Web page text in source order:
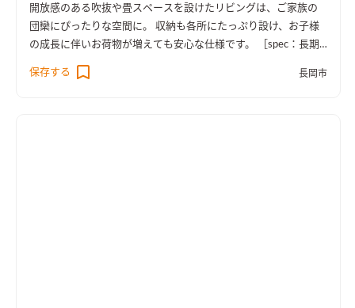
開放感のある吹抜や畳スペースを設けたリビングは、ご家族の
団欒にぴったりな空間に。 収納も各所にたっぷり設け、お子様
の成長に伴いお荷物が増えても安心な仕様です。 ［spec：長期
優良住宅、BELS評価書取得（★5）、耐震等級3］
保存する
長岡市